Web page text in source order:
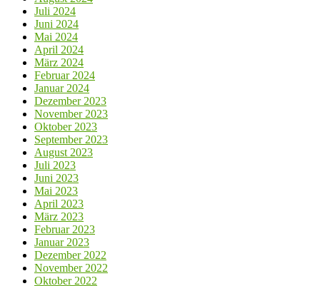
Juli 2024
Juni 2024
Mai 2024
April 2024
März 2024
Februar 2024
Januar 2024
Dezember 2023
November 2023
Oktober 2023
September 2023
August 2023
Juli 2023
Juni 2023
Mai 2023
April 2023
März 2023
Februar 2023
Januar 2023
Dezember 2022
November 2022
Oktober 2022